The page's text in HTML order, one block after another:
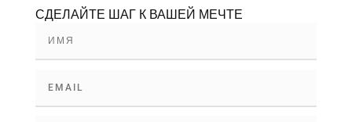
СДЕЛАЙТЕ ШАГ К ВАШЕЙ МЕЧТЕ